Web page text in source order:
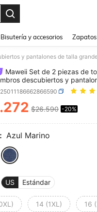
Bisutería y accesorios Zapatos
y pantalones de talla
Maweii Set de 2 piezas de
descubiertos y
en un solo color
AND
$26.590 -20%
Azul Marino
US Estándar
14 (1XL) 16